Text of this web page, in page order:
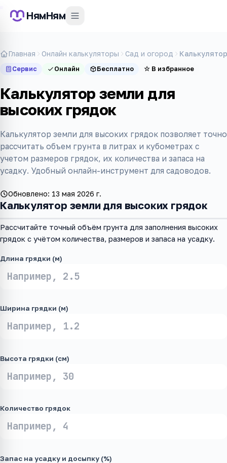
НямНям
Главная Онлайн калькуляторы Сад и огород
Сервис Онлайн Бесплатно ☆ В избранное
Калькулятор земли для
высоких грядок
Калькулятор земли для высоких грядок позволяет точно
рассчитать объем грунта в литрах и кубометрах с
учетом размеров грядок, их количества и запаса на
усадку. Удобный онлайн-инструмент для садоводов.
Обновлено: 13 мая 2026 г.
Калькулятор земли для высоких грядок
Рассчитайте точный объём грунта для заполнения высоких
грядок с учётом количества, размеров и запаса на усадку.
Длина грядки (м)
Ширина грядки (м)
Высота грядки (см)
Количество грядок
Запас на усадку и досыпку (%)